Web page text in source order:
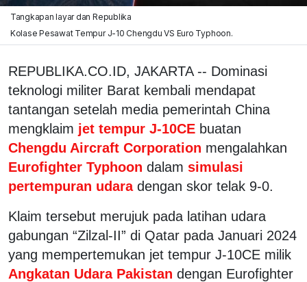
Tangkapan layar dan Republika
Kolase Pesawat Tempur J-10 Chengdu VS Euro Typhoon.
REPUBLIKA.CO.ID, JAKARTA -- Dominasi
teknologi militer Barat kembali mendapat
tantangan setelah media pemerintah China
mengklaim jet tempur J-10CE buatan
Chengdu Aircraft Corporation mengalahkan
Eurofighter Typhoon dalam simulasi
pertempuran udara dengan skor telak 9-0.
Klaim tersebut merujuk pada latihan udara
gabungan “Zilzal-II” di Qatar pada Januari 2024
yang mempertemukan jet tempur J-10CE milik
Angkatan Udara Pakistan dengan Eurofighter